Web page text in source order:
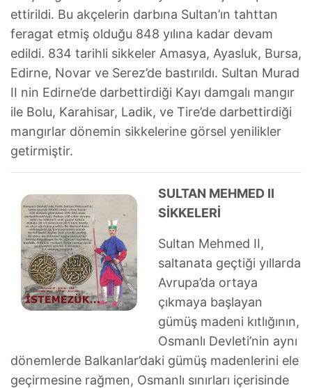
ettirildi. Bu akçelerin darbına Sultan’ın tahttan
feragat etmiş olduğu 848 yılına kadar devam
edildi. 834 tarihli sikkeler Amasya, Ayasluk, Bursa,
Edirne, Novar ve Serez’de bastırıldı. Sultan Murad
II nin Edirne’de darbettirdiği Kayı damgalı mangır
ile Bolu, Karahisar, Ladik, ve Tire’de darbettirdiği
mangırlar dönemin sikkelerine görsel yenilikler
getirmiştir.
SULTAN MEHMED II
SİKKELERİ
Sultan Mehmed II,
saltanata geçtiği yıllarda
Avrupa’da ortaya
çıkmaya başlayan
gümüş madeni kıtlığının,
Osmanlı Devleti’nin aynı
dönemlerde Balkanlar’daki gümüş madenlerini ele
geçirmesine rağmen, Osmanlı sınırları içerisinde